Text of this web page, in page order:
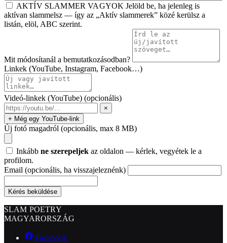
AKTÍV SLAMMER VAGYOK Jelöld be, ha jelenleg is
aktívan slammelsz — így az „Aktív slammerek” közé kerülsz a
listán, elöl, ABC szerint.
Mit módosítanál a bemutatkozásodban?
Linkek (YouTube, Instagram, Facebook…)
Videó-linkek (YouTube) (opcionális)
×
+ Még egy YouTube-link
Új fotó magadról (opcionális, max 8 MB)
Inkább ne szerepeljek az oldalon — kérlek, vegyétek le a
profilom.
Email (opcionális, ha visszajeleznénk)
Kérés beküldése
SLAM POETRY
MAGYARORSZÁG
Facebook